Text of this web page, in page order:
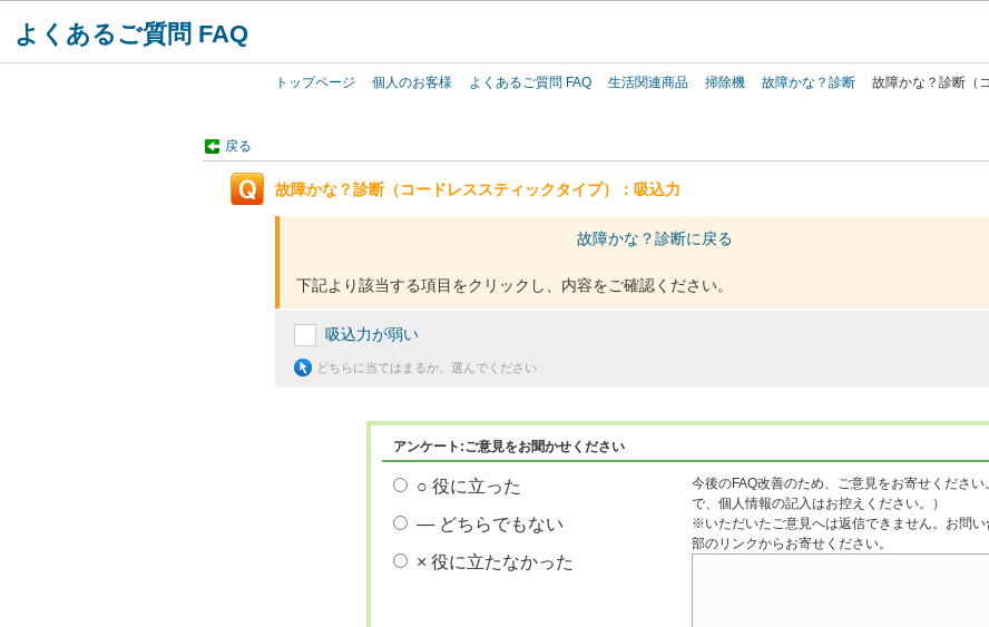
よくあるご質問 FAQ
トップページ 個人のお客様 よくあるご質問 FAQ 生活関連商品 掃除機 故障かな？診断
故障かな？診断（
戻る
故障かな？診断（コードレススティックタイプ）：吸込力
故障かな？診断に戻る
下記より該当する項目をクリックし、内容をご確認ください。
吸込力が弱い
どちらに当てはまるか、選んでください
アンケート:ご意見をお聞かせください
○ 役に立った
― どちらでもない
× 役に立たなかった
今後のFAQ改善のため、ご意見をお寄せくださ
で、個人情報の記入はお控えください。）
※いただいたご意見へは返信できません。お問
部のリンクからお寄せください。